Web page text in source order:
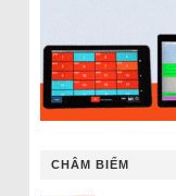
CHÂM BIẾM